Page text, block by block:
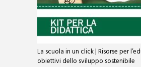
La scuola in un click | Risorse per
obiettivi dello sviluppo sostenibile